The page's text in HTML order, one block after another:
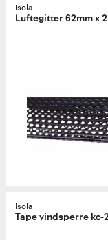
Isola
Luftegitter 62mm x
Isola
Tape vindsperre kc-